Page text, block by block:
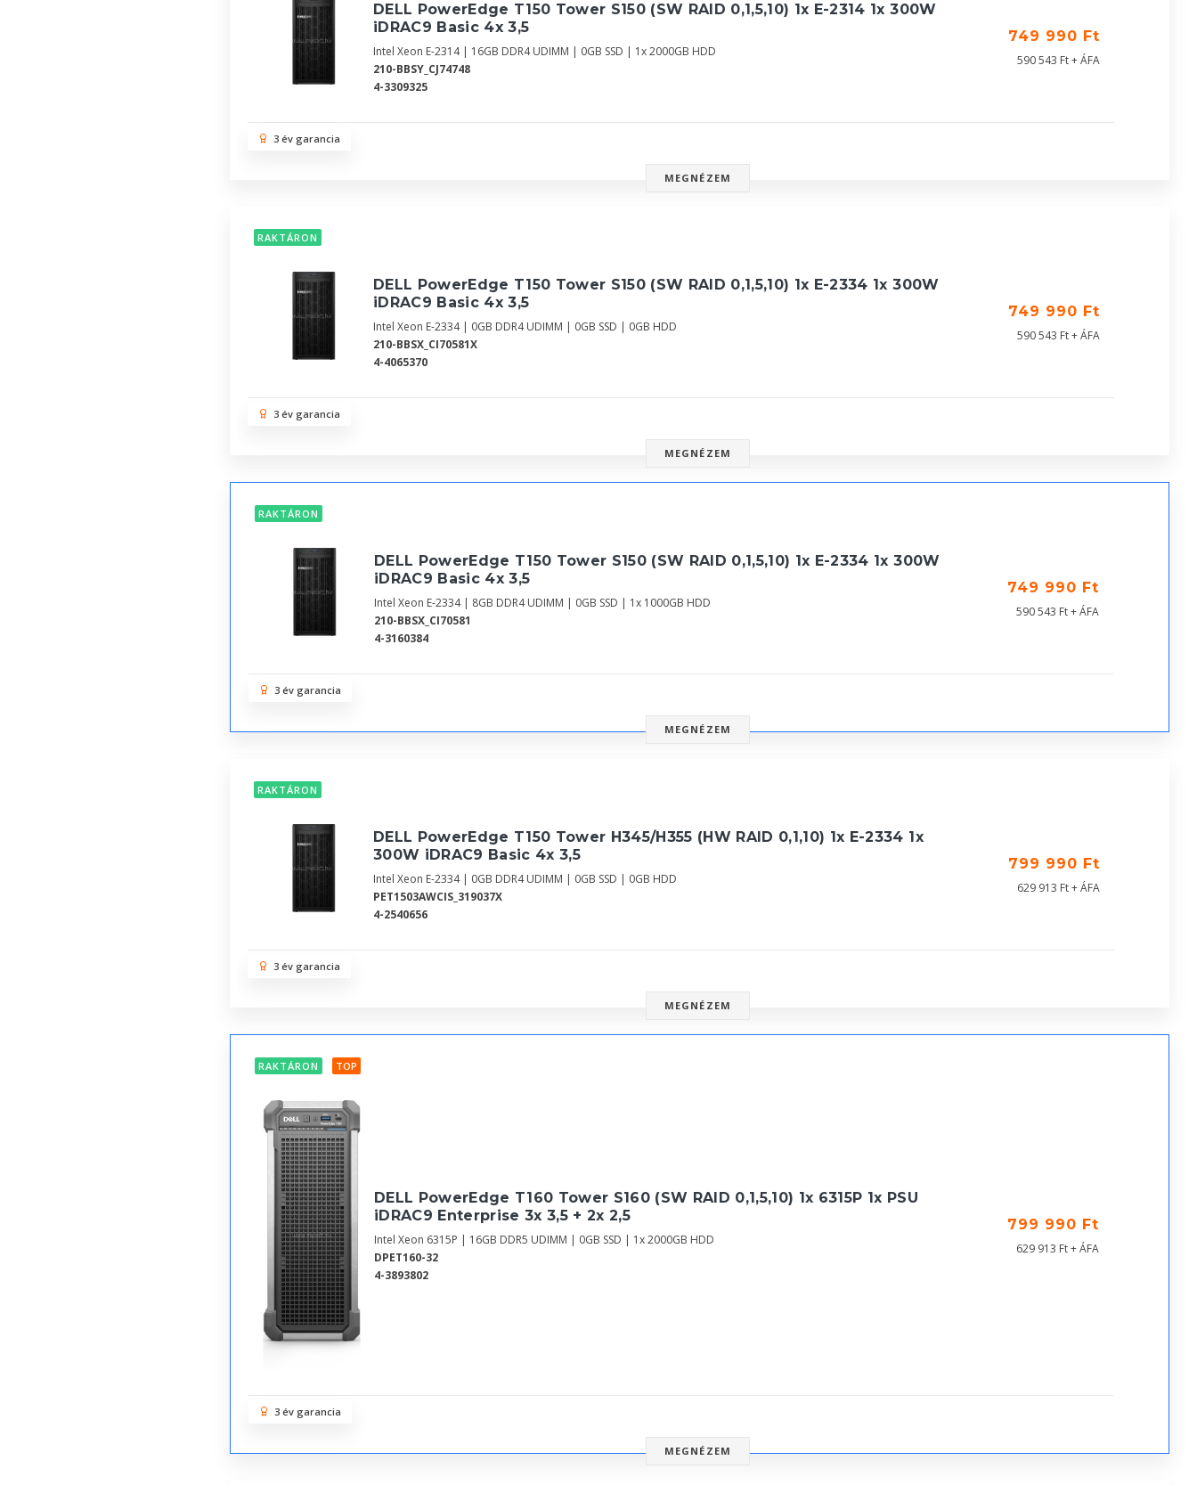
DELL PowerEdge T150 Tower S150 (SW RAID 0,1,5,10) 1x E-2314 1x 300W
iDRAC9 Basic 4x 3,5
Intel Xeon E-2314 | 16GB DDR4 UDIMM | 0GB SSD | 1x 2000GB HDD
210-BBSY_CJ74748
4-3309325
749 990 Ft
590 543 Ft + ÁFA
3 év garancia
MEGNÉZEM
RAKTÁRON
DELL PowerEdge T150 Tower S150 (SW RAID 0,1,5,10) 1x E-2334 1x 300W
iDRAC9 Basic 4x 3,5
Intel Xeon E-2334 | 0GB DDR4 UDIMM | 0GB SSD | 0GB HDD
210-BBSX_CI70581X
4-4065370
749 990 Ft
590 543 Ft + ÁFA
3 év garancia
MEGNÉZEM
RAKTÁRON
DELL PowerEdge T150 Tower S150 (SW RAID 0,1,5,10) 1x E-2334 1x 300W
iDRAC9 Basic 4x 3,5
Intel Xeon E-2334 | 8GB DDR4 UDIMM | 0GB SSD | 1x 1000GB HDD
210-BBSX_CI70581
4-3160384
749 990 Ft
590 543 Ft + ÁFA
3 év garancia
MEGNÉZEM
RAKTÁRON
DELL PowerEdge T150 Tower H345/H355 (HW RAID 0,1,10) 1x E-2334 1x
300W iDRAC9 Basic 4x 3,5
Intel Xeon E-2334 | 0GB DDR4 UDIMM | 0GB SSD | 0GB HDD
PET1503AWCIS_319037X
4-2540656
799 990 Ft
629 913 Ft + ÁFA
3 év garancia
MEGNÉZEM
RAKTÁRON TOP
DELL PowerEdge T160 Tower S160 (SW RAID 0,1,5,10) 1x 6315P 1x PSU
iDRAC9 Enterprise 3x 3,5 + 2x 2,5
Intel Xeon 6315P | 16GB DDR5 UDIMM | 0GB SSD | 1x 2000GB HDD
DPET160-32
4-3893802
799 990 Ft
629 913 Ft + ÁFA
3 év garancia
MEGNÉZEM